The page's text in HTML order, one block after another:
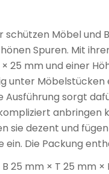
schützen Möbel und
Spuren. Mit
25 mm und einer
unter Möbelstücken
sorgt
anbringen
sie dezent und
Die Packung
25 mm × T 25 mm ×